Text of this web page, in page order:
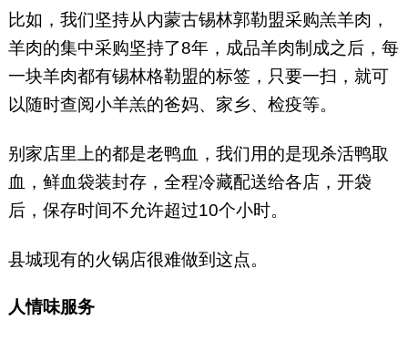
比如，我们坚持从内蒙古锡林郭勒盟采购羔羊肉，
羊肉的集中采购坚持了8年，成品羊肉制成之后，每
一块羊肉都有锡林格勒盟的标签，只要一扫，就可
以随时查阅小羊羔的爸妈、家乡、检疫等。
别家店里上的都是老鸭血，我们用的是现杀活鸭取
血，鲜血袋装封存，全程冷藏配送给各店，开袋
后，保存时间不允许超过10个小时。
县城现有的火锅店很难做到这点。
人情味服务